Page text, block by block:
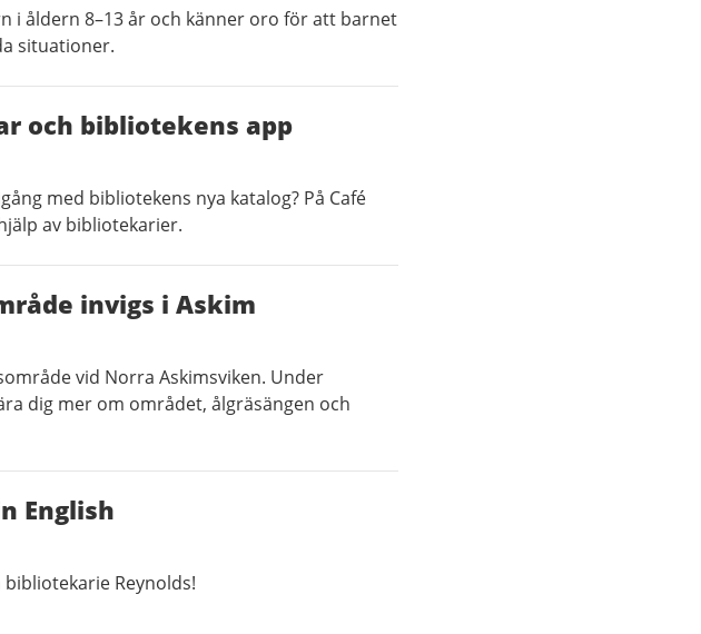
i åldern 8–13 år och känner oro för att barnet
situationer.
och bibliotekens app
med bibliotekens nya katalog? På Café
av bibliotekarier.
invigs i Askim
vid Norra Askimsviken. Under
dig mer om området, ålgräsängen och
English
Reynolds!